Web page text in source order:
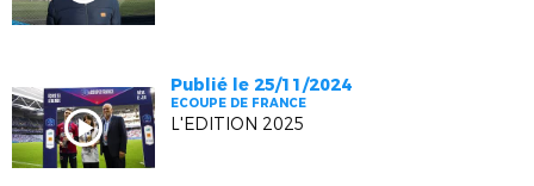
Publié le 25/11/2024
ECOUPE DE FRANCE
L'EDITION 2025